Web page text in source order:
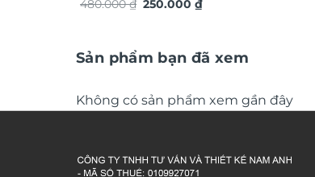
thuật TG4911S
480.000₫ Giá
250.000₫Giá
250.000 ₫.
Sản phẩm bạn đã xem
Không có sản phẩm xem gần đây